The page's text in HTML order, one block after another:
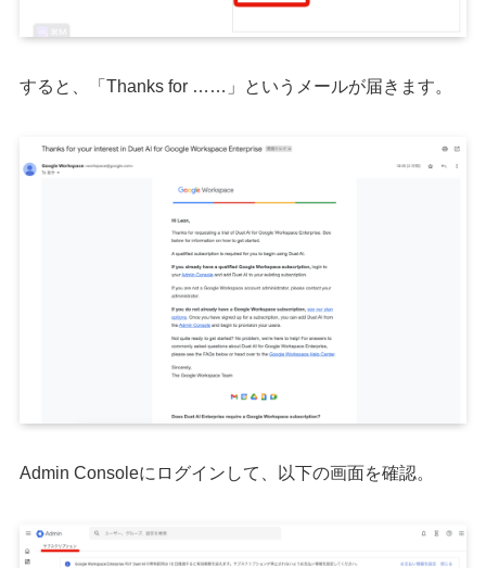
すると、「Thanks for ……」というメールが届きます。
Admin Consoleにログインして、以下の画面を確認。